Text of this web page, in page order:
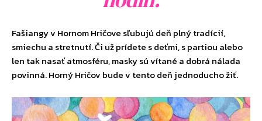
Fašiangy v Hornom Hričove sľubujú deň plný tradícií,
smiechu a stretnutí. Či už prídete s deťmi, s partiou alebo
len tak nasať atmosféru, masky sú vítané a dobrá nálada
povinná. Horný Hričov bude v tento deň jednoducho žiť.